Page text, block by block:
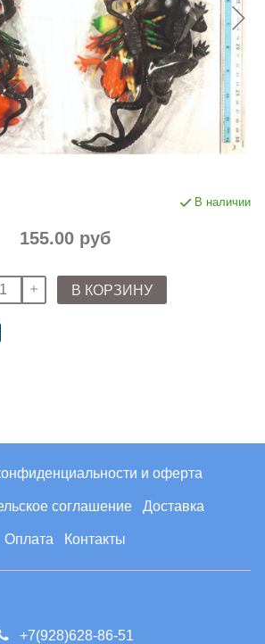
В наличии
155.00 руб
В КОРЗИНУ
и оферта
соглашение Доставка
Оплата Контакты
+7(928)628-86-51